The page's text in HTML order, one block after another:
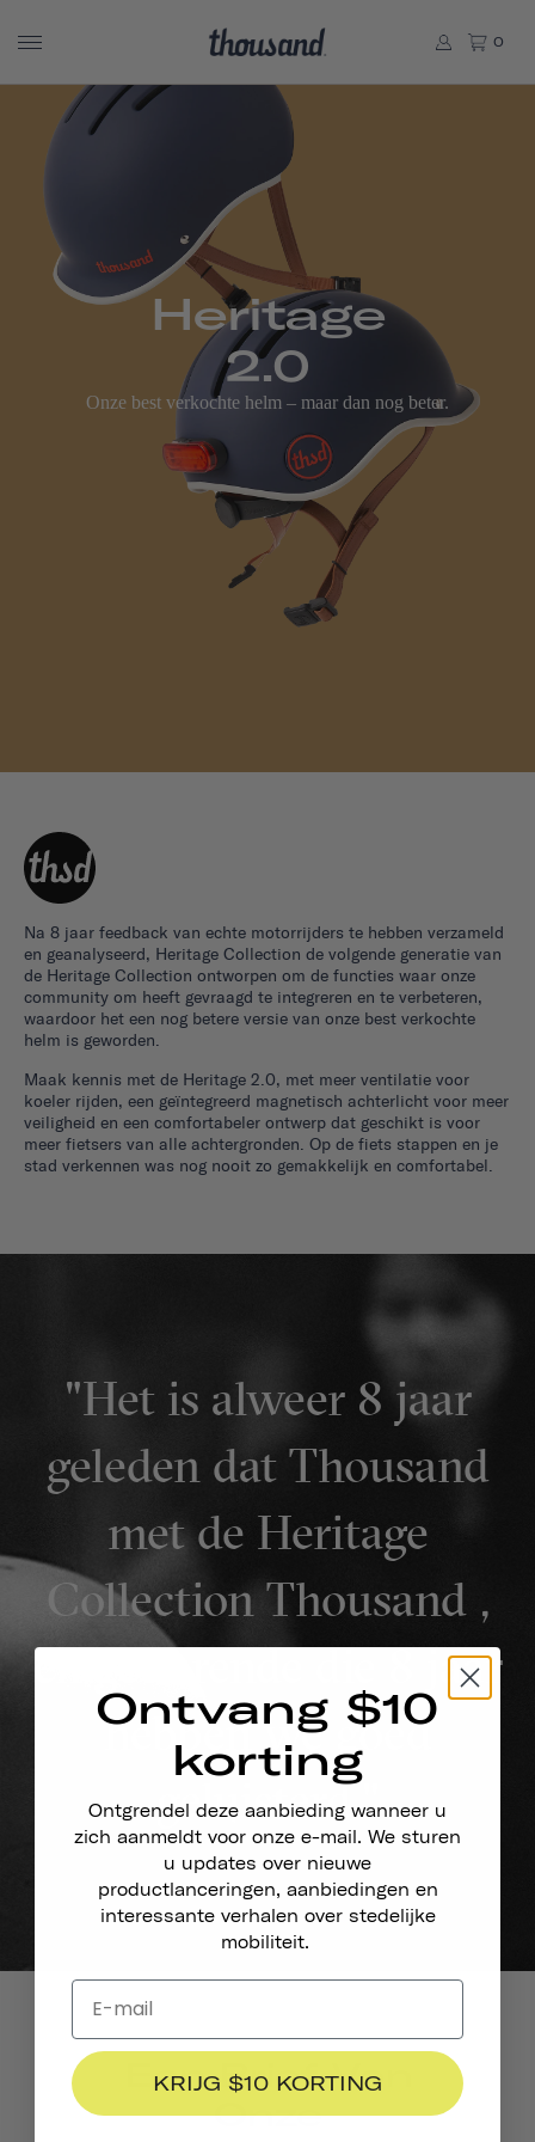
0
Heritage
2.0
Onze best verkochte helm – maar dan nog beter.
Na 8 jaar feedback van echte motorrijders te hebben verzameld
en geanalyseerd, Heritage Collection de volgende generatie van
de Heritage Collection ontworpen om de functies waar onze
community om heeft gevraagd te integreren en te verbeteren,
waardoor het een nog betere versie van onze best verkochte
helm is geworden.
Maak kennis met de Heritage 2.0, met meer ventilatie voor
koeler rijden, een geïntegreerd magnetisch achterlicht voor meer
veiligheid en een comfortabeler ontwerp dat geschikt is voor
meer fietsers van alle achtergronden. Op de fiets stappen en je
stad verkennen was nog nooit zo gemakkelijk en comfortabel.
"Het is alweer 8 jaar
geleden dat Thousand
met de Heritage
Collection Thousand ,
en gedurende die 8 jaar
hebben we goed
geluisterd."
Een Brief Van
Onze
Ontvang $10
korting
Ontgrendel deze aanbieding wanneer u
zich aanmeldt voor onze e-mail. We sturen
u updates over nieuwe
productlanceringen, aanbiedingen en
interessante verhalen over stedelijke
mobiliteit.
KRIJG $10 KORTING